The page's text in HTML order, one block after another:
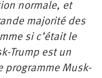
normale, et
majorité des
si c’était le
Trump est un
programme Musk-